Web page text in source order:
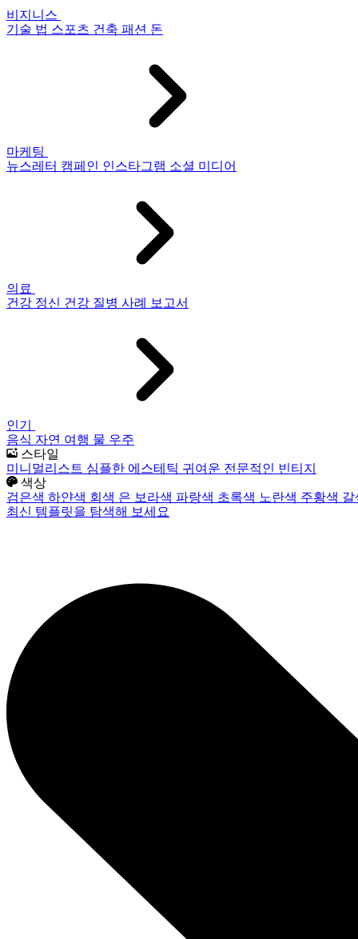
비지니스
기술 법 스포츠 건축 패션 돈
마케팅
뉴스레터 캠페인 인스타그램 소셜 미디어
의료
건강 정신 건강 질병 사례 보고서
인기
음식 자연 여행 물 우주
스타일
미니멀리스트 심플한 에스테틱 귀여운 전문적인 빈티지
색상
검은색 하얀색 회색 은 보라색 파랑색 초록색 노란색 주황색
최신 템플릿을 탐색해 보세요